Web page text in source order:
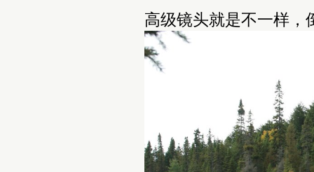
高级镜头就是不一样，